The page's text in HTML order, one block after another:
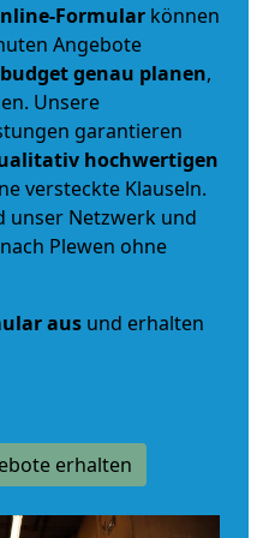
Formular können
Angebote
genau planen,
Unsere
garantieren
hochwertigen
versteckte Klauseln.
unser Netzwerk und
Plewen ohne
aus und erhalten
erhalten